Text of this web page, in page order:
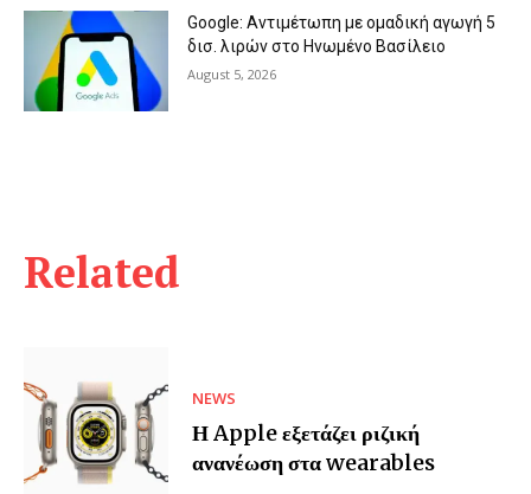
Related
NEWS
Η Apple εξετάζει ριζική
ανανέωση στα wearables
Google: Αντιμέτωπη με ομαδική αγωγή 5
δισ. λιρών στο Ηνωμένο Βασίλειο
August 5, 2026